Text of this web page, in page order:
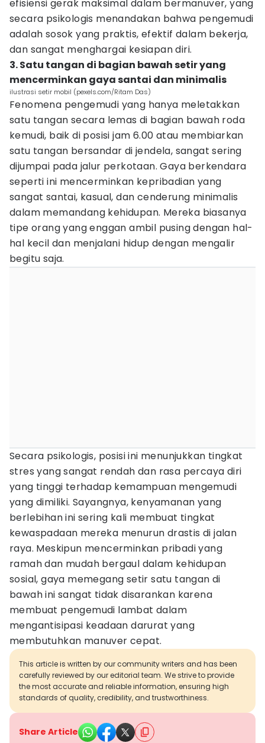
efisiensi gerak maksimal dalam bermanuver, yang
secara psikologis menandakan bahwa pengemudi
adalah sosok yang praktis, efektif dalam bekerja,
dan sangat menghargai kesiapan diri.
3. Satu tangan di bagian bawah setir yang
mencerminkan gaya santai dan minimalis
ilustrasi setir mobil (pexels.com/Ritam Das)
Fenomena pengemudi yang hanya meletakkan
satu tangan secara lemas di bagian bawah roda
kemudi, baik di posisi jam 6.00 atau membiarkan
satu tangan bersandar di jendela, sangat sering
dijumpai pada jalur perkotaan. Gaya berkendara
seperti ini mencerminkan kepribadian yang
sangat santai, kasual, dan cenderung minimalis
dalam memandang kehidupan. Mereka biasanya
tipe orang yang enggan ambil pusing dengan hal-
hal kecil dan menjalani hidup dengan mengalir
begitu saja.
Secara psikologis, posisi ini menunjukkan tingkat
stres yang sangat rendah dan rasa percaya diri
yang tinggi terhadap kemampuan mengemudi
yang dimiliki. Sayangnya, kenyamanan yang
berlebihan ini sering kali membuat tingkat
kewaspadaan mereka menurun drastis di jalan
raya. Meskipun mencerminkan pribadi yang
ramah dan mudah bergaul dalam kehidupan
sosial, gaya memegang setir satu tangan di
bawah ini sangat tidak disarankan karena
membuat pengemudi lambat dalam
mengantisipasi keadaan darurat yang
membutuhkan manuver cepat.
This article is written by our community writers and has been
carefully reviewed by our editorial team. We strive to provide
the most accurate and reliable information, ensuring high
standards of quality, credibility, and trustworthiness.
Share Article